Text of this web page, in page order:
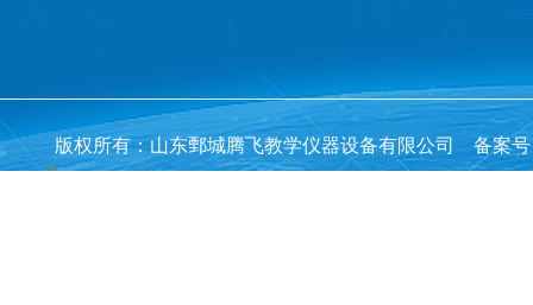
版权所有：山东鄄城腾飞教学仪器设备有限公司 备案